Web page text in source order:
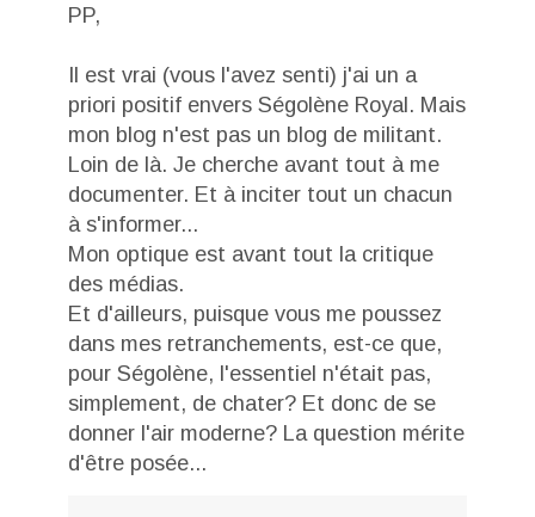
PP,
Il est vrai (vous l'avez senti) j'ai un a
priori positif envers Ségolène Royal. Mais
mon blog n'est pas un blog de militant.
Loin de là. Je cherche avant tout à me
documenter. Et à inciter tout un chacun
à s'informer...
Mon optique est avant tout la critique
des médias.
Et d'ailleurs, puisque vous me poussez
dans mes retranchements, est-ce que,
pour Ségolène, l'essentiel n'était pas,
simplement, de chater? Et donc de se
donner l'air moderne? La question mérite
d'être posée...